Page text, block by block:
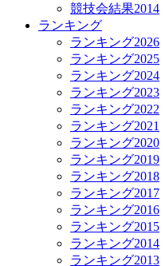
競技会結果2014
ランキング
ランキング2026
ランキング2025
ランキング2024
ランキング2023
ランキング2022
ランキング2021
ランキング2020
ランキング2019
ランキング2018
ランキング2017
ランキング2016
ランキング2015
ランキング2014
ランキング2013